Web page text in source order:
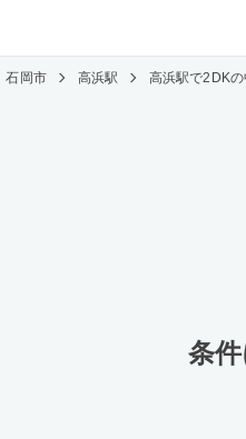
石岡市 高浜駅 高浜駅で2DK
条